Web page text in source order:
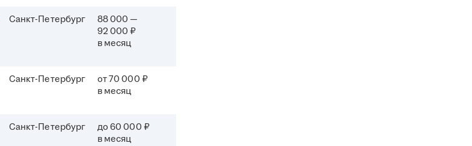
Санкт-Петербург
88 000 —
92 000 ₽
в месяц
Санкт-Петербург
от 70 000 ₽
в месяц
Санкт-Петербург
до 60 000 ₽
в месяц